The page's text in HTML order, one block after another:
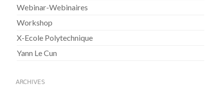
Webinar-Webinaires
Workshop
X-Ecole Polytechnique
Yann Le Cun
ARCHIVES